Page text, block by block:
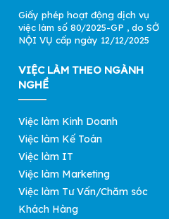
Giấy phép hoạt động dịch vụ
việc làm số 80/2025-GP , do SỞ
NỘI VỤ cấp ngày 12/12/2025
VIỆC LÀM THEO NGÀNH
NGHỀ
Việc làm Kinh Doanh
Việc làm Kế Toán
Việc làm IT
Việc làm Marketing
Việc làm Tư Vấn/Chăm sóc
Khách Hàng